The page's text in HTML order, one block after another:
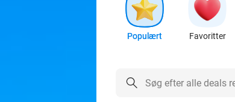
Populært Favoritter